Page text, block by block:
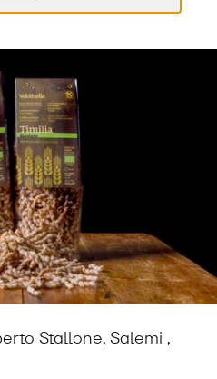
Stallone, Salemi ,